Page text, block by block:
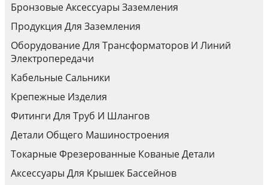
Бронзовые Аксессуары Заземления
Продукция Для Заземления
Оборудование Для Трансформаторов И Линий
Электропередачи
Кабельные Сальники
Крепежные Изделия
Фитинги Для Труб И Шлангов
Детали Общего Машиностроения
Токарные Фрезерованные Кованые Детали
Аксессуары Для Крышек Бассейнов